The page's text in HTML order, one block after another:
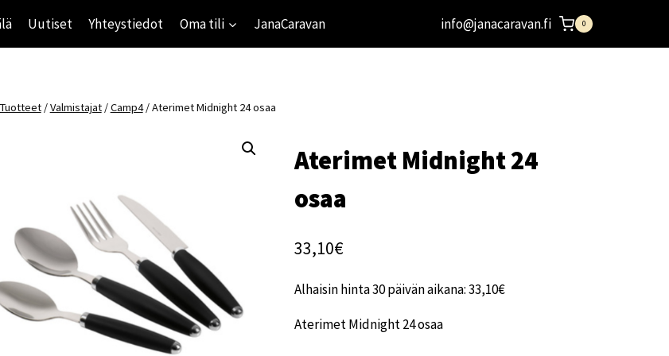
Uutiset Yhteystiedot Oma tili JanaCaravan info@janacaravan.fi 0
Tuotteet /Valmistajat /Camp4 /Aterimet Midnight 24 osaa
Aterimet Midnight 24
osaa
33,10€
Alhaisin hinta 30 päivän aikana:33,10€
Aterimet Midnight 24 osaa